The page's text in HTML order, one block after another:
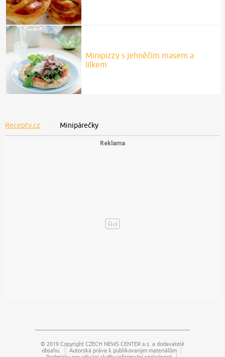
Minipizzy s jehněčím masem a
lilkem
Recepty.cz Minipárečky
© 2019 Copyright CZECH NEWS CENTER a.s. a dodavatelé
obsahu.
Autorská práva k publikovaným materiálům